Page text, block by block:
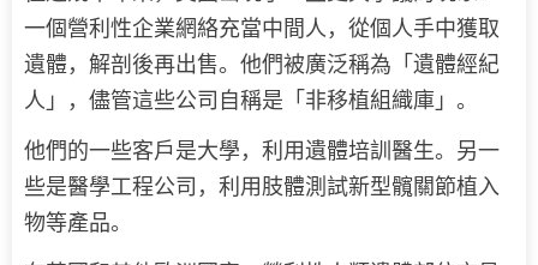
一個營利性企業網絡充當中間人，從個人手中獲取
遺體，解剖後再出售。他們被廣泛稱為「遺體經紀
人」，儘管這些公司自稱是「非移植組織庫」。
他們的一些客戶是大學，利用遺體培訓醫生。另一
些是醫學工程公司，利用肢體測試新型髖關節植入
物等產品。